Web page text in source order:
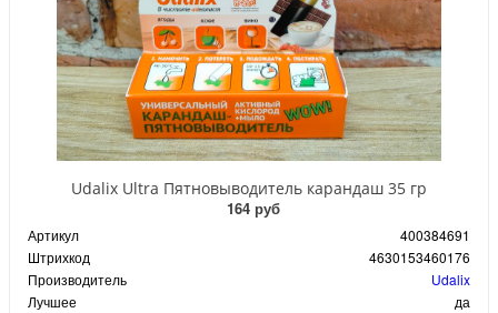
Udalix Ultra Пятновыводитель карандаш 35 гр
164 руб
Артикул
400384691
Штрихкод
4630153460176
Производитель
Udalix
Лучшее
да